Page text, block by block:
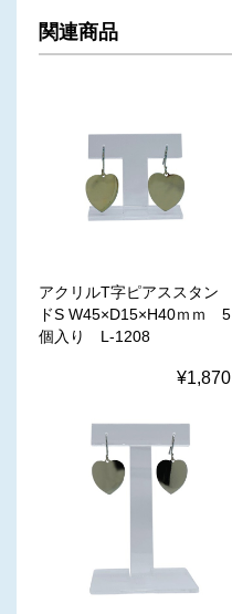
関連商品
アクリルT字ピアススタン
ドS W45×D15×H40ｍｍ 5
個入り L-1208
¥1,870